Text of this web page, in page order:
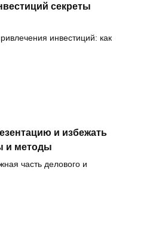
секреты
инвестиций: как
и избежать
и методы
часть делового и